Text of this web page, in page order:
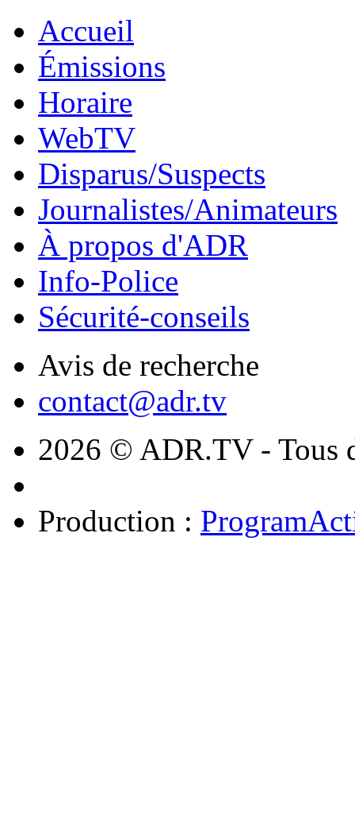
Accueil
Émissions
Horaire
WebTV
Disparus/Suspects
Journalistes/Animateurs
À propos d'ADR
Info-Police
Sécurité-conseils
Avis de recherche
contact@adr.tv
2026 © ADR.TV - Tous
Production :